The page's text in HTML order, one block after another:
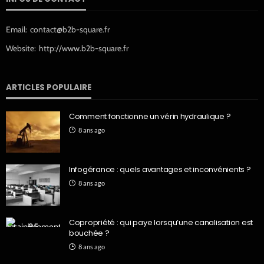
Email: contact@b2b-square.fr
Website: http://www.b2b-square.fr
ARTICLES POPULAIRE
Comment fonctionne un vérin hydraulique ?
8 ans ago
Infogérance : quels avantages et inconvénients ?
8 ans ago
Copropriété : qui paye lorsqu’une canalisation est
bouchée ?
8 ans ago